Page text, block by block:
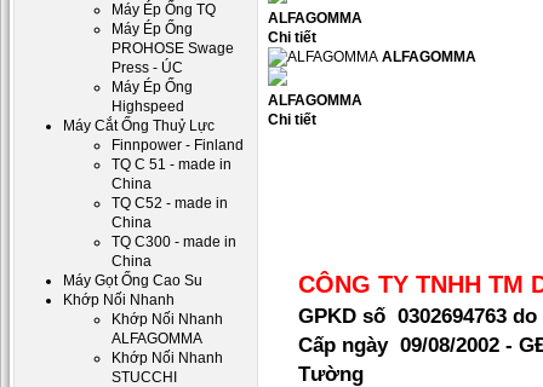
Máy Ép Ống TQ
Máy Ép Ống
PROHOSE Swage
Press - ÚC
Máy Ép Ống
Highspeed
Máy Cắt Ống Thuỷ Lực
Finnpower - Finland
TQ C 51 - made in
China
TQ C52 - made in
China
TQ C300 - made in
China
Máy Gọt Ống Cao Su
Khớp Nối Nhanh
Khớp Nối Nhanh
ALFAGOMMA
Khớp Nối Nhanh
STUCCHI
ALFAGOMMA
Chi tiết
ALFAGOMMA
ALFAGOMMA
Chi tiết
CÔNG TY TNHH TM
GPKD số 0302694763
Cấp ngày 09/08/2002 -
Tường